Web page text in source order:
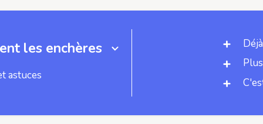
les enchères
astuces